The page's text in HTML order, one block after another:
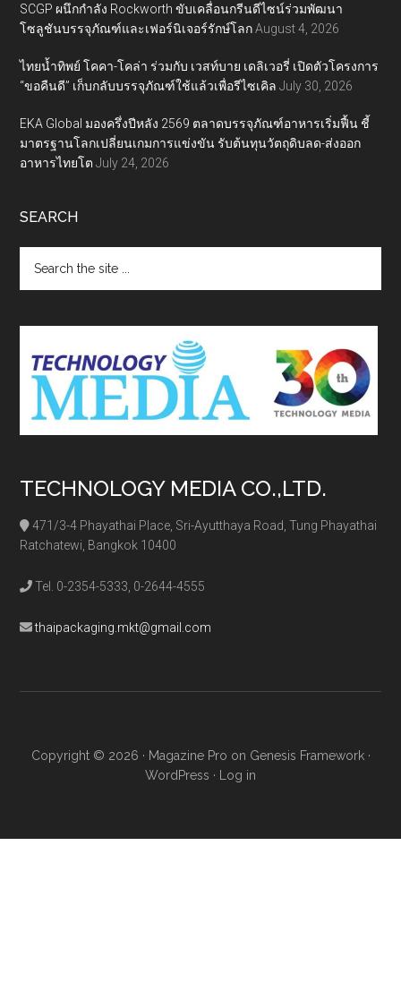
SCGP ผนึกกำลัง Rockworth ขับเคลื่อนกรีนดีไซน์ร่วมพัฒนา
โซลูชันบรรจุภัณฑ์และเฟอร์นิเจอร์รักษ์โลก August 4, 2026
ไทยน้ำทิพย์ โคคา-โคล่า ร่วมกับ เวสท์บาย เดลิเวอรี่ เปิดตัวโครงการ
“ขอคืนดี” เก็บกลับบรรจุภัณฑ์ใช้แล้วเพื่อรีไซเคิล July 30, 2026
EKA Global มองครึ่งปีหลัง 2569 ตลาดบรรจุภัณฑ์อาหารเริ่มฟื้น ชี้
มาตรฐานโลกเปลี่ยนเกมการแข่งขัน รับต้นทุนวัตถุดิบลด-ส่งออก
อาหารไทยโต July 24, 2026
SEARCH
the
site
TECHNOLOGY MEDIA CO.,LTD.
471/3-4 Phayathai Place, Sri-Ayutthaya Road, Tung Phayathai
Ratchatewi, Bangkok 10400
Tel. 0-2354-5333, 0-2644-4555
thaipackaging.mkt@gmail.com
Copyright © 2026 · Magazine Pro on Genesis Framework·
WordPress · Log in